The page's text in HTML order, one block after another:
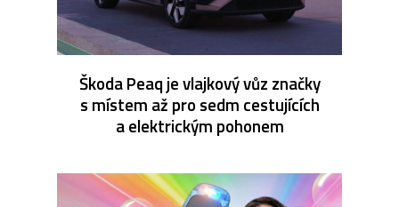
Škoda Peaq je vlajkový vůz značky
s místem až pro sedm cestujících
a elektrickým pohonem